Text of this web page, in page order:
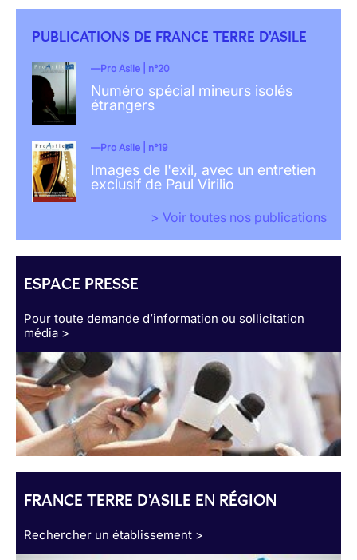
PUBLICATIONS DE FRANCE TERRE D'ASILE
Pro Asile | n°20
Numéro spécial mineurs isolés
étrangers
Pro Asile | n°19
Images de l'exil, avec un entretien
exclusif de Paul Virilio
> Voir toutes nos publications
ESPACE PRESSE
Pour toute demande d’information ou sollicitation
média >
FRANCE TERRE D'ASILE EN RÉGION
Rechercher un établissement >